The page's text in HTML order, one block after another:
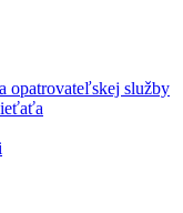
opatrovateľskej služby